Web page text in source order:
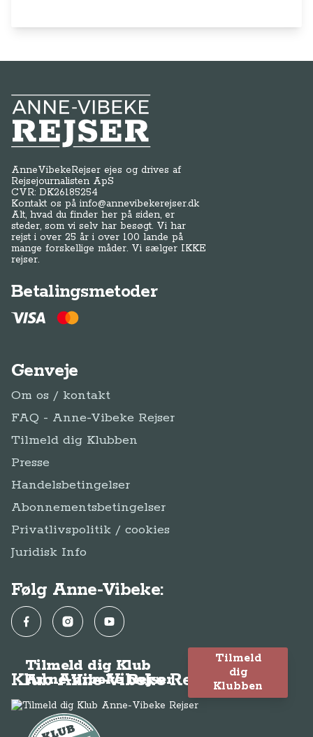
Anne-Vibeke Rejser
AnneVibekeRejser ejes og drives af
Rejsejournalisten ApS
CVR: DK26185254
Kontakt os påinfo@annevibekerejser.dk
Alt, hvad du finder her på siden, er
steder, som vi selv har besøgt. Vi har
rejst i over 25 år i over 100 lande på
mange forskellige måder. Vi sælger IKKE
rejser.
Betalingsmetoder
Genveje
Om os / kontakt
FAQ - Anne-Vibeke Rejser
Tilmeld dig Klubben
Presse
Handelsbetingelser
Abonnementsbetingelser
Privatlivspolitik / cookies
Juridisk Info
Følg Anne-Vibeke:
FacebookInstagramYouTube
Klub Anne-Vibeke Rejser
Tilmeld dig Klub
Anne-Vibeke Rejser
Tilmeld
dig
Klubben